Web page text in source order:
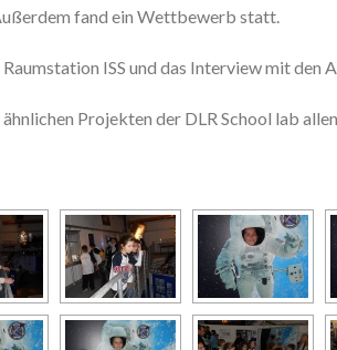
fand ein Wettbewerb statt.
ISS und das Interview mit den
Projekten der DLR School lab